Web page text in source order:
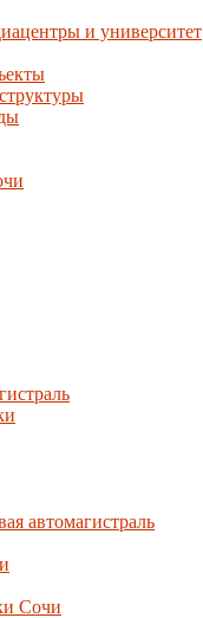
и университет
автомагистраль
Сочи